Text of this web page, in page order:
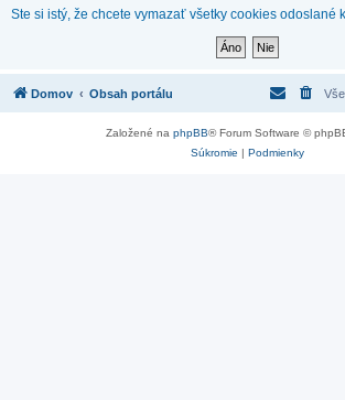
Ste si istý, že chcete vymazať všetky cookies odoslané
Domov Obsah portálu
Založené na phpBB® Forum Software ©
Súkromie | Podmienky